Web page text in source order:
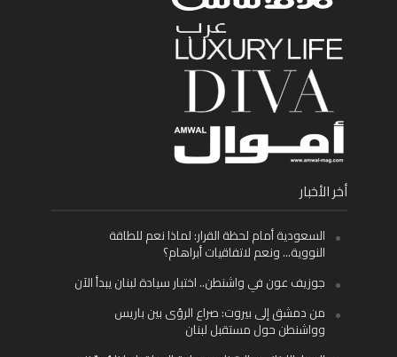
أخر الأخبار
السعودية أمام لحظة القرار: لماذا نعم للطاقة
النووية… ونعم لاتفاقيات أبراهام؟
جوزيف عون في واشنطن.. اختبار سيادة لبنان يبدأ الآن
من دمشق إلى بيروت: صراع الرؤى بين باريس
وواشنطن حول مستقبل لبنان